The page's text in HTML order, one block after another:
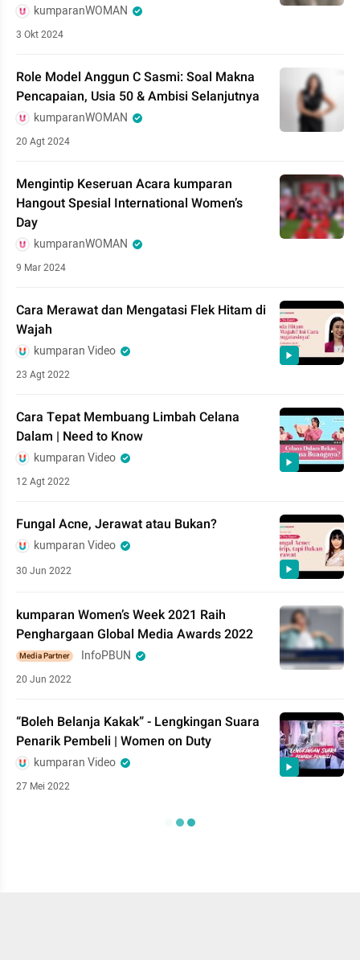
kumparanWOMAN
3 Okt 2024
Role Model Anggun C Sasmi: Soal Makna
Pencapaian, Usia 50 & Ambisi Selanjutnya
kumparanWOMAN
20 Agt 2024
Mengintip Keseruan Acara kumparan
Hangout Spesial International Women’s
Day
kumparanWOMAN
9 Mar 2024
Cara Merawat dan Mengatasi Flek Hitam di
Wajah
kumparan Video
23 Agt 2022
Cara Tepat Membuang Limbah Celana
Dalam | Need to Know
kumparan Video
12 Agt 2022
Fungal Acne, Jerawat atau Bukan?
kumparan Video
30 Jun 2022
kumparan Women’s Week 2021 Raih
Penghargaan Global Media Awards 2022
Media Partner InfoPBUN
20 Jun 2022
“Boleh Belanja Kakak” - Lengkingan Suara
Penarik Pembeli | Women on Duty
kumparan Video
27 Mei 2022